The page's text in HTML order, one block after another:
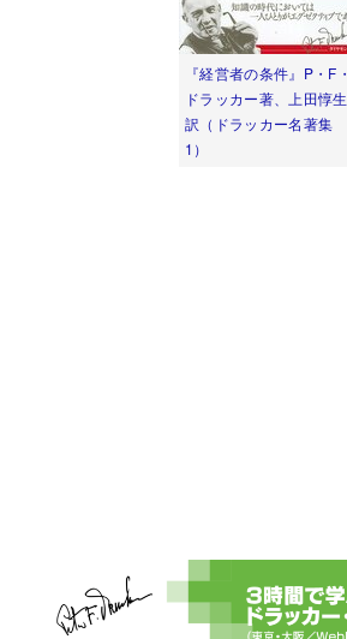
『経営者の条件』P・F・
ドラッカー著、上田惇生
訳（ドラッカー名著集
1）